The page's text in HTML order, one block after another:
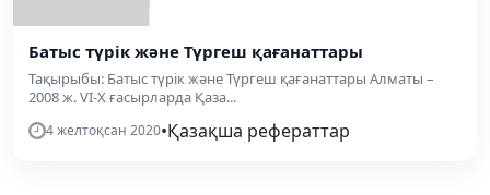
Батыс түрік және Түргеш қағанаттары
Тақырыбы: Батыс түрік және Түргеш қағанаттары Алматы –
2008 ж. VI-X ғасырларда Қаза...
4 желтоқсан 2020•Қазақша рефераттар